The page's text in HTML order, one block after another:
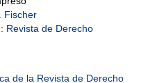
Fischer
Revista de Derecho
de la Revista de Derecho